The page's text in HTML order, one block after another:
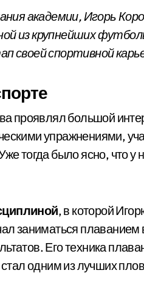
академии, Игорь
из крупнейших
своей спортивной
проявлял большой
упражнениями,
тогда было ясно, что у
, в которой
заниматься
Его техника
одним из лучших